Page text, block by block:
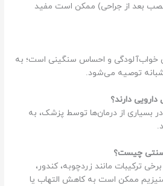
بعد از جراحی) ممکن است مفید
خواب‌آلودگی و احساس سنگینی است؛ به
توصیه می‌شود.
دارویی دارند؟
بسیاری از درمان‌ها توسط پزشک، به
سنتی چیست؟
ترکیبات مانند زردچوبه، کندور،
ممکن است به کاهش التهاب یا